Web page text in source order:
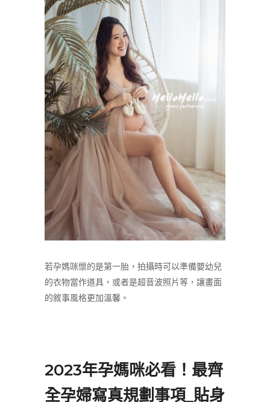
若孕媽咪懷的是第一胎，拍攝時可以準備嬰幼兒
的衣物當作道具，或者是超音波照片等，讓畫面
的敘事風格更加溫馨。
2023年孕媽咪必看！最齊
全孕婦寫真規劃事項_貼身